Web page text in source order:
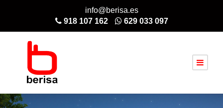
info@berisa.es
918 107 162
629 033 097